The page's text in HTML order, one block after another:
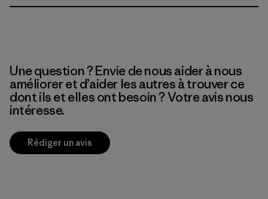
Une question ? Envie de nous aider à nous
améliorer et d’aider les autres à trouver ce
dont ils et elles ont besoin ? Votre avis nous
intéresse.
Rédiger un avis